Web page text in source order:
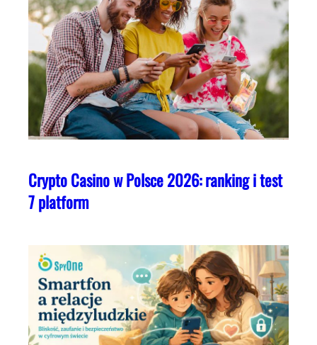
Crypto Casino w Polsce 2026: ranking i test
7 platform